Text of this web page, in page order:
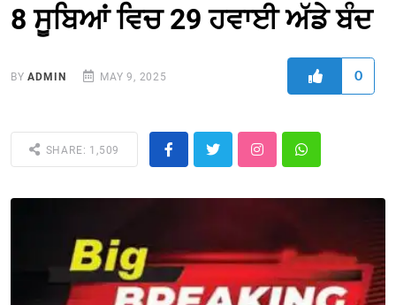
8 ਸੂਬਿਆਂ ਵਿਚ 29 ਹਵਾਈ ਅੱਡੇ ਬੰਦ
BYADMIN MAY 9, 2025 0
SHARE: 1,509